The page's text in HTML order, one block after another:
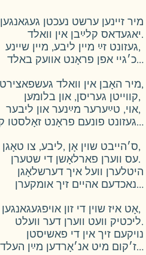
– מיר זיינען ערשט נעכטן געגאנגען
יאגעדאס קלײַבן אין וואלד.
געזונט זײַ מיין ליבע, מיין שיינע,
כ׳גיי אפן פראָנט אוועק באלד…
– מיר האָבן אין וואלד געשפאצירט,
קווייטן געריסן, און בלומעּן,
אוי, טײַערער מײַנער און ליבער,
געזונט פונעם פראָנט זאָלסטו קומען…
– ס׳הייבט שוין אָן ,ליבע, צו טאָגן,
עס ווערן פארלאָשן די שטערן.
היטלערן וועל איך דערשלאָגן
נאכדעם אהיים זיך אומקערן…
– אָט איז שוין די זון אויפגעגאנגען,
ליכטיק וועט ווערן דער וועלט.
נויקעם זיך אין די פאשיסטן
ז׳קום מיט אנ׳אָרדען מײַן העלד…